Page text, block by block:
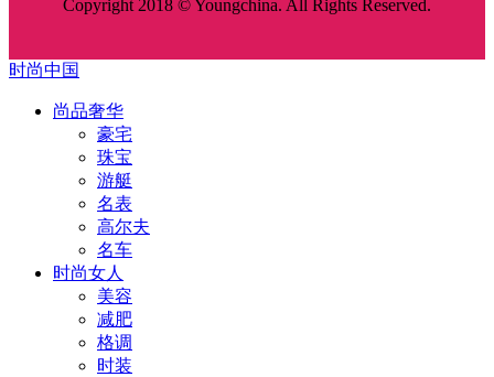
Copyright 2018 © Youngchina. All Rights Reserved.
时尚中国
尚品奢华
豪宅
珠宝
游艇
名表
高尔夫
名车
时尚女人
美容
减肥
格调
时装